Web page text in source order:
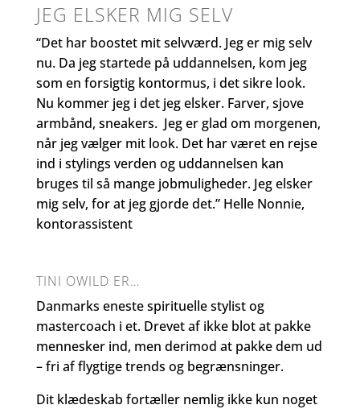
JEG ELSKER MIG SELV
“Det har boostet mit selvværd. Jeg er mig selv
nu. Da jeg startede på uddannelsen, kom jeg
som en forsigtig kontormus, i det sikre look.
Nu kommer jeg i det jeg elsker. Farver, sjove
armbånd, sneakers. Jeg er glad om morgenen,
når jeg vælger mit look. Det har været en rejse
ind i stylings verden og uddannelsen kan
bruges til så mange jobmuligheder. Jeg elsker
mig selv, for at jeg gjorde det.” Helle Nonnie,
kontorassistent
TINI OWILD ER…
Danmarks eneste spirituelle stylist og
mastercoach i et. Drevet af ikke blot at pakke
mennesker ind, men derimod at pakke dem ud
– fri af flygtige trends og begrænsninger.
Dit klædeskab fortæller nemlig ikke kun noget